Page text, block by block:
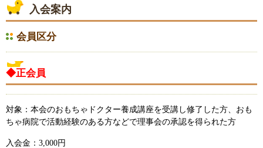
会員区分
◆正会員
対象：本会のおもちゃドクター養成講座を受講し修了した方、おも
ちゃ病院で活動経験のある方などで理事会の承認を得られた方
入会金：3,000円